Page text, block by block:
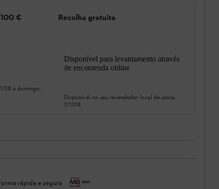
€
08 a domingo,
Recolha gratuita
Disponível para levantamento através
de encomenda online
Disponível no seu revendedor local de sexta,
07/08
rápida e segura